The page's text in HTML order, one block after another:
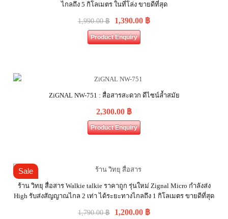
ไกลถึง 5 กิโลเมตร ในที่โล่ง ขายดีที่สุด
1,990.00฿ 1,390.00 ฿
Product Enquiry
ZiGNAL NW-751 : สื่อสารสะดวก ดีไซน์ล้ำสมัย
2,300.00 ฿
Product Enquiry
Sale
ร้าน วิทยุ สื่อสาร Walkie talkie ราคาถูก รุ่นใหม่ Zignal Micro กำลังส่ง
High รับส่งสัญญาณไกล 2 เท่า ได้ระยะทางไกลถึง 1 กิโลเมตร ขายดีที่สุด
1,790.00฿ 1,200.00 ฿